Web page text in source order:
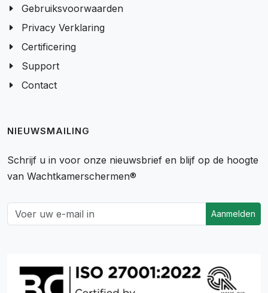
Gebruiksvoorwaarden
Privacy Verklaring
Certificering
Support
Contact
NIEUWSMAILING
Schrijf u in voor onze nieuwsbrief en blijf op de hoogte
van Wachtkamerschermen®
Aanmelden